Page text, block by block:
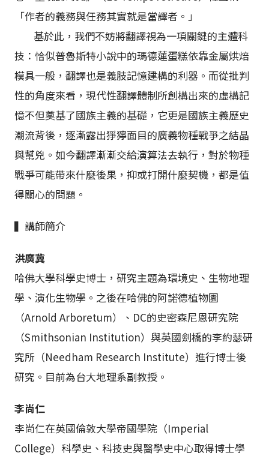
「作者的義務與任務其實就是當譯者。」
基於此，我們不妨將翻譯視為一項關鍵的主體科
技：恰似普魯斯特小說中的瑪德蓮蛋糕依靠金屬烘焙
模具一般，翻譯也是義肢記憶建構的利器。而從批判
性的角度來看，現代性翻譯體制所創構出來的虛構記
憶不但奠基了國族主義的基礎，它更是國族主義歷史
潮流背後，逐漸露出猙獰面目的廣義物種戰爭之結晶
與幫兇。如今翻譯漸漸交給演算法去執行，對於物種
戰爭可能帶來什麼後果，抑或打開什麼契機，都是值
得關心的問題。
▍ 講師簡介
洪廣冀
哈佛大學科學史博士，研究主題為環境史、生物地理
學、演化生物學。之後在哈佛的阿諾德植物園
（Arnold Arboretum）、DC的史密森尼恩研究院
（Smithsonian Institution）與英國劍橋的李約瑟研
究所（Needham Research Institute）進行博士後
研究。目前為台大地理系副教授。
李尚仁
李尚仁在英國倫敦大學帝國學院（Imperial
College）科學史、科技史與醫學史中心取得博士學